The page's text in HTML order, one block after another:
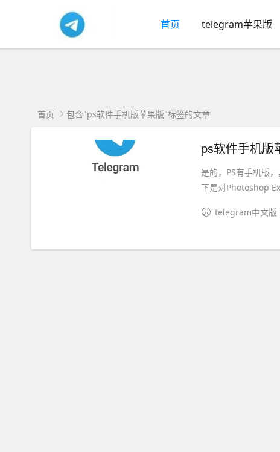
首页 telegram苹果版
首页 包含"ps软件手机版苹果版"标签的文章
ps软件手机版
是的，PS有手机版
下是对Photoshop
telegram中文版